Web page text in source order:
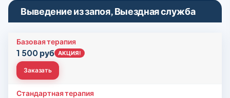
Выведение из запоя, Выездная служба
Базовая терапия
1 500 руб АКЦИЯ!
Заказать
Стандартная терапия